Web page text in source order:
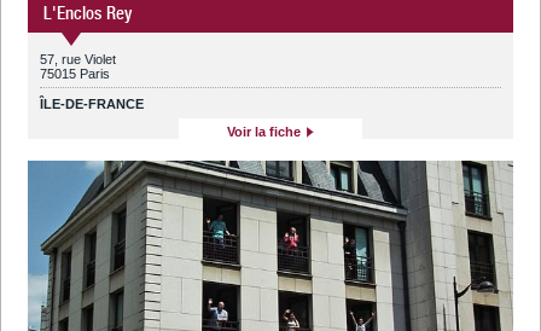
L'Enclos Rey
57, rue Violet
75015 Paris
ÎLE-DE-FRANCE
Voir la fiche